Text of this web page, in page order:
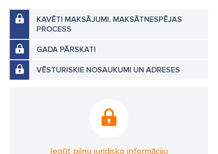
KAVĒTI MAKSĀJUMI, MAKSĀTNESPĒJAS
PROCESS
GADA PĀRSKATI
VĒSTURISKIE NOSAUKUMI UN ADRESES
Iegūt pilnu juridisko informāciju